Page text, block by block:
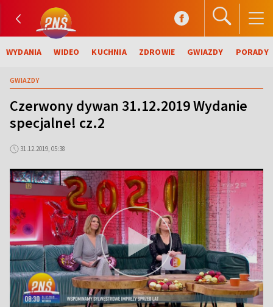
WYDANIA WIDEO KUCHNIA ZDROWIE GWIAZDY PORADY
GWIAZDY
Czerwony dywan 31.12.2019 Wydanie
specjalne! cz.2
31.12.2019, 05:38